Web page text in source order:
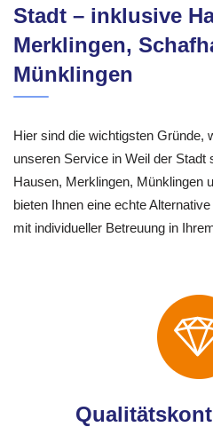
Stadt – inklusive
Merklingen,
Münklingen
Hier sind die wichtigsten Gründe,
unseren Service in Weil der Stadt
Hausen, Merklingen, Münklingen
bieten Ihnen eine echte
mit individueller Betreuung in